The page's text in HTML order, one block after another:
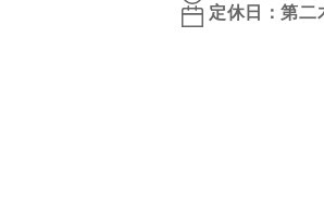
定休日：第二